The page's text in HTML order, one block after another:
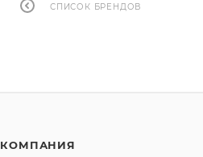
СПИСОК БРЕНДОВ
КОМПАНИЯ